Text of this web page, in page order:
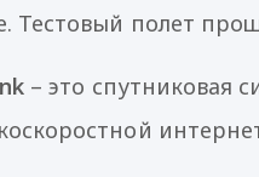
Тестовый полет
– это спутниковая